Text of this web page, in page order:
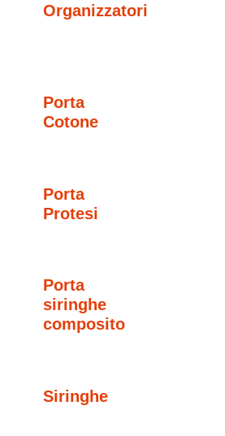
Organizzatori
Porta
Cotone
Porta
Protesi
Porta
siringhe
composito
Siringhe